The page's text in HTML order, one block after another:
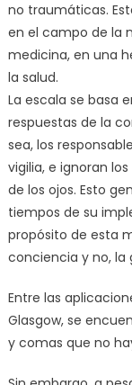
no traumáticas.
en el campo de la
medicina, en una
la salud.
La escala se basa
respuestas de la
sea, los
vigilia, e ignoran
de los ojos. Esto
tiempos de su
propósito de esta
conciencia y no, la
Entre las
Glasgow, se
y comas que no